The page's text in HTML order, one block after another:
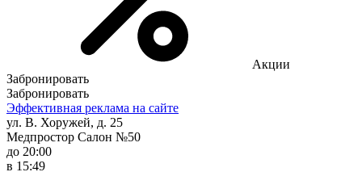
Акции
Забронировать
Забронировать
Эффективная реклама на сайте
ул. В. Хоружей, д. 25
Медпростор Салон №50
до 20:00
в 15:49